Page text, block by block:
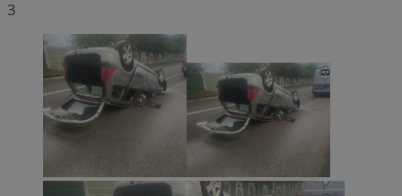
3